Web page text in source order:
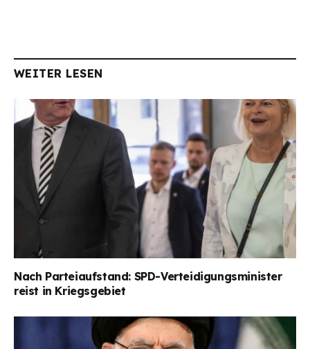
WEITER LESEN
Nach Parteiaufstand: SPD-Verteidigungsminister
reist in Kriegsgebiet